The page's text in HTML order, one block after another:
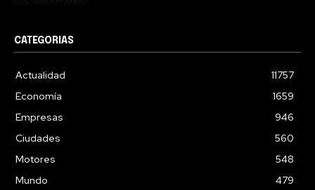
CATEGORIAS
Actualidad
11757
Economía
1659
Empresas
946
Ciudades
560
Motores
548
Mundo
479